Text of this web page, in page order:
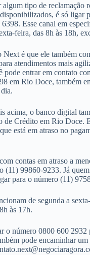
algum tipo de reclamação
é só ligar
Esse canal em
feira, das 8h às 18h,
é que ele também
atendimentos mais
pode entrar em contato
em Rio Doce, também
acima, o banco digital
de Crédito em Rio Doce.
está em atraso no
contas em atraso a
(11) 99860-9233. Já
para o número (11)
de segunda a
às 17h.
o número 0800 600 2932
pode encaminhar